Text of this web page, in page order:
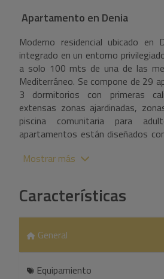
Apartamento en Denia
Moderno residencial ubicado en
integrado en un entorno
a solo 100 mts de una de las
Mediterráneo. Se compone de 29
3 dormitorios con primeras
extensas zonas ajardinadas,
piscina comunitaria para
apartamentos están diseñados
mayor confort para el cliente y
acabado en monocapa
similar. Carpintería exterior de PVC
salón y dormitorios Puerta de
acorazada. Pavimento interior
rodapié será lacado a juego con
Mostrar más
Características
General
Equipamiento